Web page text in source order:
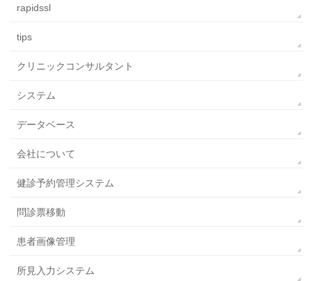
rapidssl
tips
クリニックコンサルタント
システム
データベース
会社について
健診予約管理システム
問診票移動
患者画像管理
所見入力システム